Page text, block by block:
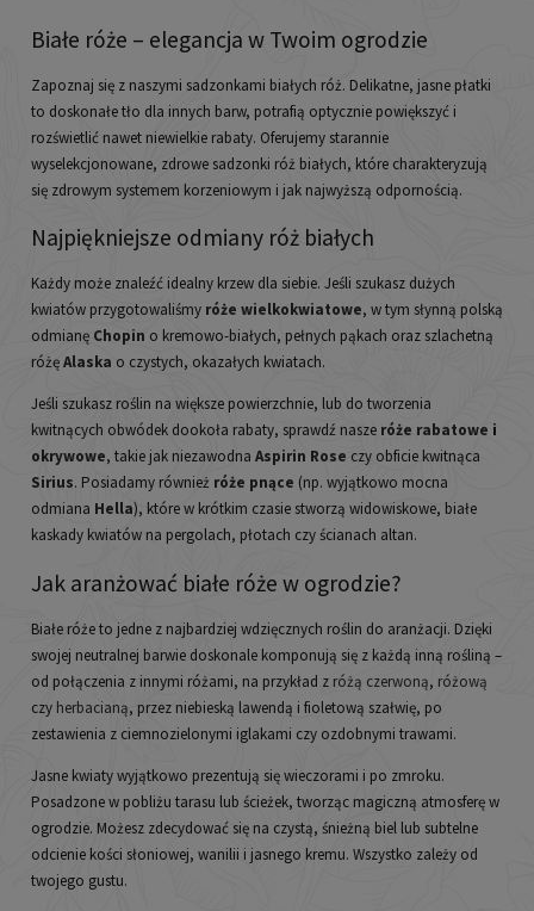
Białe róże – elegancja w Twoim ogrodzie
Zapoznaj się z naszymi sadzonkami białych róż. Delikatne, jasne płatki
to doskonałe tło dla innych barw, potrafią optycznie powiększyć i
rozświetlić nawet niewielkie rabaty. Oferujemy starannie
wyselekcjonowane, zdrowe sadzonki róż białych, które charakteryzują
się zdrowym systemem korzeniowym i jak najwyższą odpornością.
Najpiękniejsze odmiany róż białych
Każdy może znaleźć idealny krzew dla siebie. Jeśli szukasz dużych
kwiatów przygotowaliśmy róże wielkokwiatowe, w tym słynną polską
odmianę Chopin o kremowo-białych, pełnych pąkach oraz szlachetną
różęAlaska o czystych, okazałych kwiatach.
Jeśli szukasz roślin na większe powierzchnie, lub do tworzenia
kwitnących obwódek dookoła rabaty, sprawdź nasze róże rabatowe i
okrywowe, takie jak niezawodna Aspirin Rose czy obficie kwitnąca
Sirius. Posiadamy również róże pnące (np. wyjątkowo mocna
odmiana Hella), które w krótkim czasie stworzą widowiskowe, białe
kaskady kwiatów na pergolach, płotach czy ścianach altan.
Jak aranżować białe róże w ogrodzie?
Białe róże to jedne z najbardziej wdzięcznych roślin do aranżacji. Dzięki
swojej neutralnej barwie doskonale komponują się z każdą inną rośliną –
od połączenia z innymi różami, na przykład z różą czerwoną, różową
czy herbacianą, przez niebieską lawendą i fioletową szałwię, po
zestawienia z ciemnozielonymi iglakami czy ozdobnymi trawami.
Jasne kwiaty wyjątkowo prezentują się wieczorami i po zmroku.
Posadzone w pobliżu tarasu lub ścieżek, tworząc magiczną atmosferę w
ogrodzie. Możesz zdecydować się na czystą, śnieżną biel lub subtelne
odcienie kości słoniowej, wanilii i jasnego kremu. Wszystko zależy od
twojego gustu.